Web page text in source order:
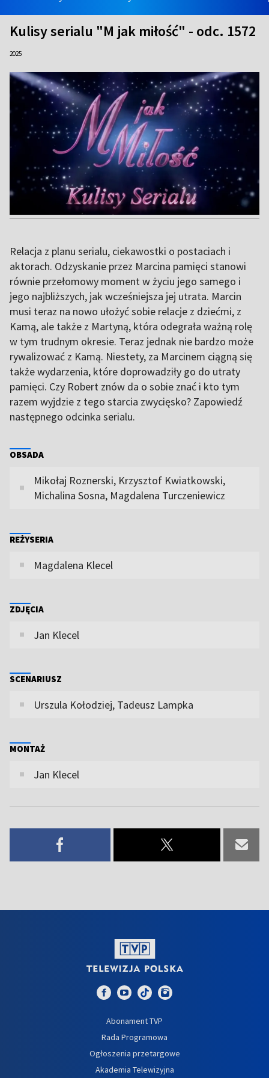
Kulisy serialu "M jak miłość" - odc. 1572
2025
Relacja z planu serialu, ciekawostki o postaciach i
aktorach. Odzyskanie przez Marcina pamięci stanowi
równie przełomowy moment w życiu jego samego i
jego najbliższych, jak wcześniejsza jej utrata. Marcin
musi teraz na nowo ułożyć sobie relacje z dziećmi, z
Kamą, ale także z Martyną, która odegrała ważną rolę
w tym trudnym okresie. Teraz jednak nie bardzo może
rywalizować z Kamą. Niestety, za Marcinem ciągną się
także wydarzenia, które doprowadziły go do utraty
pamięci. Czy Robert znów da o sobie znać i kto tym
razem wyjdzie z tego starcia zwycięsko? Zapowiedź
następnego odcinka serialu.
OBSADA
Mikołaj Roznerski, Krzysztof Kwiatkowski,
Michalina Sosna, Magdalena Turczeniewicz
REŻYSERIA
Magdalena Klecel
ZDJĘCIA
Jan Klecel
SCENARIUSZ
Urszula Kołodziej, Tadeusz Lampka
MONTAŻ
Jan Klecel
Abonament TVP
Rada Programowa
Ogłoszenia przetargowe
Akademia Telewizyjna